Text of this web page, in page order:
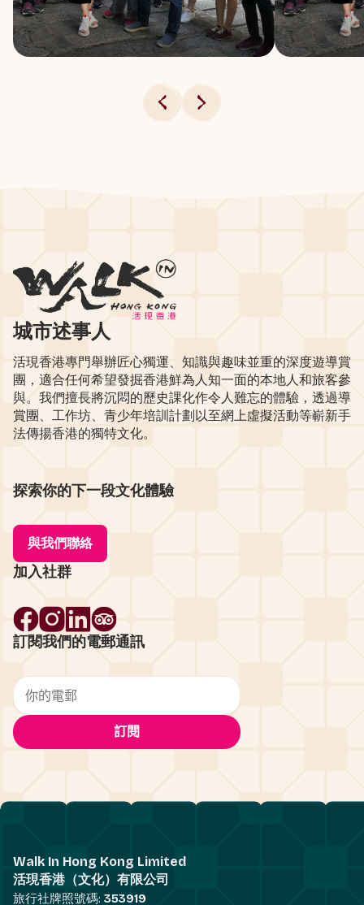
城市述事人
活現香港專門舉辦匠心獨運、知識與趣味並重的深度遊導賞
團，適合任何希望發掘香港鮮為人知一面的本地人和旅客參
與。我們擅長將沉悶的歷史課化作令人難忘的體驗，透過導
賞團、工作坊、青少年培訓計劃以至網上虛擬活動等嶄新手
法傳揚香港的獨特文化。
探索你的下一段文化體驗
與我們聯絡
加入社群
訂閱我們的電郵通訊
Walk In Hong Kong Limited
活現香港（文化）有限公司
旅行社牌照號碼: 353919